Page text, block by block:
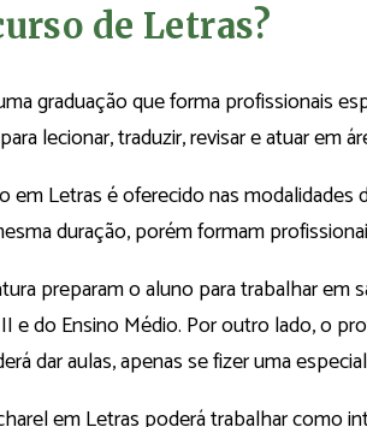
de Letras?
graduação que forma profissionais
lecionar, traduzir, revisar e atuar em
em Letras é oferecido nas modalidades
duração, porém formam
preparam o aluno para trabalhar em
e do Ensino Médio. Por outro lado, o
dar aulas, apenas se fizer uma